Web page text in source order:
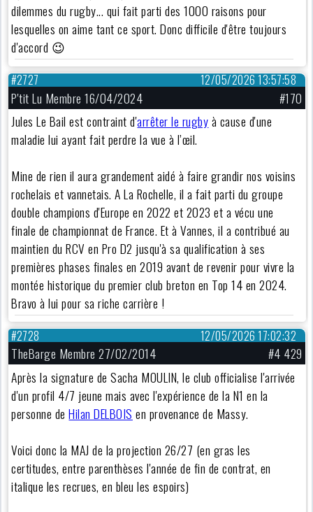
dilemmes du rugby... qui fait parti des 1000 raisons pour
lesquelles on aime tant ce sport. Donc difficile d'être toujours
d'accord 😉
12/05/2026 13:57:58
#2727
P'tit Lu Membre 16/04/2024
#170
Jules Le Bail est contraint d'arrêter le rugbyà cause d'une
maladie lui ayant fait perdre la vue à l’œil.
Mine de rien il aura grandement aidé à faire grandir nos voisins
rochelais et vannetais. A La Rochelle, il a fait parti du groupe
double champions d'Europe en 2022 et 2023 et a vécu une
finale de championnat de France. Et à Vannes, il a contribué au
maintien du RCV en Pro D2 jusqu'à sa qualification à ses
premières phases finales en 2019 avant de revenir pour vivre la
montée historique du premier club breton en Top 14 en 2024.
Bravo à lui pour sa riche carrière !
12/05/2026 17:02:32
#2728
TheBarge Membre 27/02/2014
#4 429
Après la signature de Sacha MOULIN, le club officialise l'arrivée
d'un profil 4/7 jeune mais avec l'expérience de la N1 en la
personne deHilan DELBOIS en provenance de Massy.
Voici donc la MAJ de la projection 26/27 (en gras les
certitudes, entre parenthèses l'année de fin de contrat, en
italique les recrues, en bleu les espoirs)